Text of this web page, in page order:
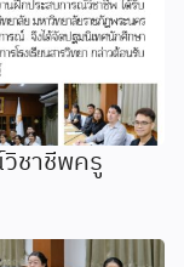
ชาชีพครู